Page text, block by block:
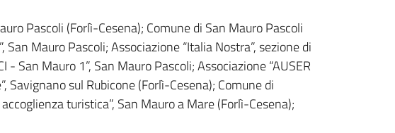
Pascoli (Forlì-Cesena); Comune di San Mauro Pascoli
San Mauro Pascoli; Associazione “Italia Nostra”, sezione di
- San Mauro 1”, San Mauro Pascoli; Associazione “AUSER
Savignano sul Rubicone (Forlì-Cesena); Comune di
turistica”, San Mauro a Mare (Forlì-Cesena);